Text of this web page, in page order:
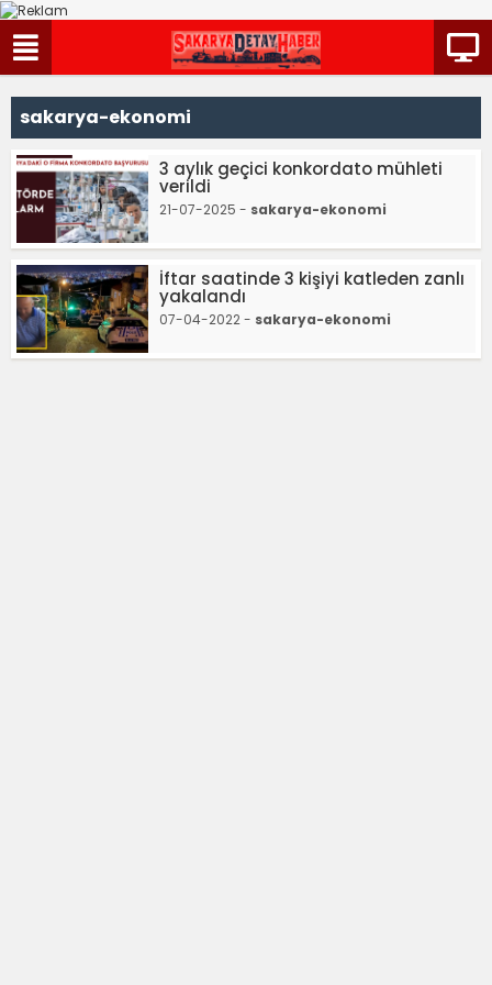
sakarya-ekonomi
3 aylık geçici konkordato mühleti
verildi
21-07-2025 - sakarya-ekonomi
İftar saatinde 3 kişiyi katleden zanlı
yakalandı
07-04-2022 - sakarya-ekonomi